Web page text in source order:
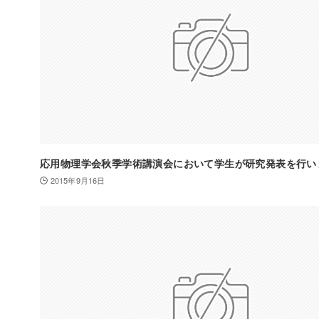
応用物理学会秋季学術講演会において学生が研究発表を行
2015年9月16日